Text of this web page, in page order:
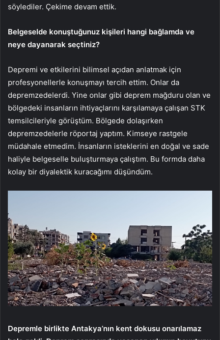
söylediler. Çekime devam ettik.
Belgeselde konuştuğunuz kişileri hangi bağlamda ve
neye dayanarak seçtiniz?
Depremi ve etkilerini bilimsel açıdan anlatmak için
profesyonellerle konuşmayı tercih ettim. Onlar da
depremzedelerdi. Yine onlar gibi deprem mağduru olan ve
bölgedeki insanların ihtiyaçlarını karşılamaya çalışan STK
temsilcileriyle görüştüm. Bölgede dolaşırken
depremzedelerle röportaj yaptım. Kimseye rastgele
müdahale etmedim. İnsanların isteklerini en doğal ve sade
haliyle belgeselle buluşturmaya çalıştım. Bu formda daha
kolay bir diyalektik kuracağımı düşündüm.
Depremle birlikte Antakya’nın kent dokusu onarılamaz